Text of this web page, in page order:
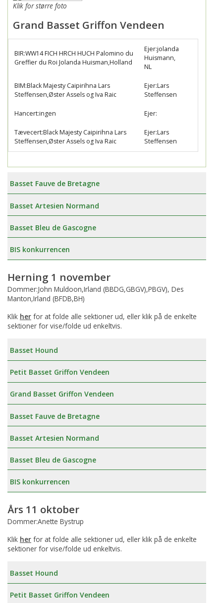
Klik for større foto
Grand Basset Griffon Vendeen
BIR:WW14 FICH HRCH HUCH Palomino du
Greffier du Roi Jolanda Huisman,Holland
Ejer:jolanda
Huismann,
NL
BIM:Black Majesty Caipirihna Lars
Steffensen,Øster Assels og Iva Raic
Ejer:Lars
Steffensen
Hancert:ingen Ejer:
Tævecert:Black Majesty Caipirihna Lars
Steffensen,Øster Assels og Iva Raic
Ejer:Lars
Steffensen
Basset Fauve de Bretagne
Basset Artesien Normand
Basset Bleu de Gascogne
BIS konkurrencen
Herning 1 november
Dommer:John Muldoon,Irland (BBDG,GBGV),PBGV), Des
Manton,Irland (BFDB,BH)
Klik her for at folde alle sektioner ud, eller klik på de enkelte
sektioner for vise/folde ud enkeltvis.
Basset Hound
Petit Basset Griffon Vendeen
Grand Basset Griffon Vendeen
Basset Fauve de Bretagne
Basset Artesien Normand
Basset Bleu de Gascogne
BIS konkurrencen
Års 11 oktober
Dommer:Anette Bystrup
Klik her for at folde alle sektioner ud, eller klik på de enkelte
sektioner for vise/folde ud enkeltvis.
Basset Hound
Petit Basset Griffon Vendeen